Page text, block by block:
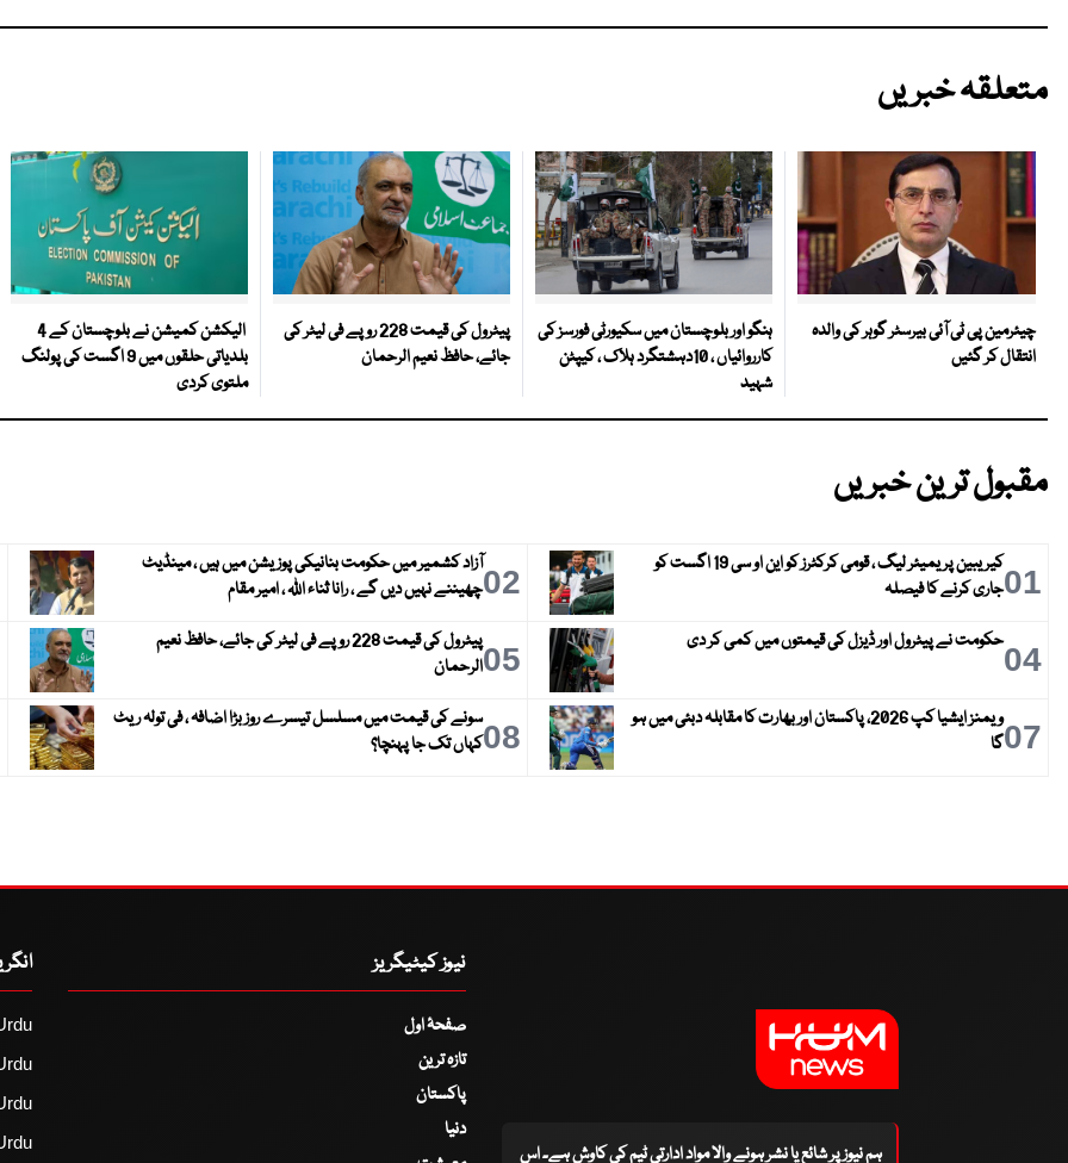
متعلقہ خبریں
چیئرمین پی ٹی آئی بیرسٹر گوہر کی والدہ
انتقال کر گئیں
ہنگو اور بلوچستان میں سکیورٹی فورسز کی
کارروائیاں ، 10دہشتگرد ہلاک ، کیپٹن
شہید
پیٹرول کی قیمت 228 روپے فی لیٹر کی
جائے، حافظ نعیم الرحمان
الیکشن کمیشن نے بلوچستان کے 4
بلدیاتی حلقوں میں 9 اگست کی پولنگ
ملتوی کردی
مقبول ترین خبریں
01
کیریبین پریمیئر لیگ ، قومی کرکٹرز کو این او سی 19 اگست کو
جاری کرنے کا فیصلہ
02آزاد کشمیر میں حکومت بنانیکی پوزیشن میں ہیں ، مینڈیٹ
چھیننے نہیں دیں گے ، رانا ثناء اللہ ، امیر مقام
04حکومت نے پیٹرول اور ڈیزل کی قیمتوں میں کمی کر دی 05
پیٹرول کی قیمت 228 روپے فی لیٹر کی جائے، حافظ نعیم
الرحمان
07
ویمنز ایشیا کپ 2026، پاکستان اور بھارت کا مقابلہ دبئی میں ہو
گا
08سونے کی قیمت میں مسلسل تیسرے روز بڑا اضافہ ، فی تولہ ریٹ
کہاں تک جا پہنچا؟
ہم نیوز پر شائع یا نشر ہونے والا مواد ادارتی ٹیم کی کاوش ہے۔ اس
نیوز کیٹیگریز
صفحۂ اول
تازہ ترین
پاکستان
دنیا